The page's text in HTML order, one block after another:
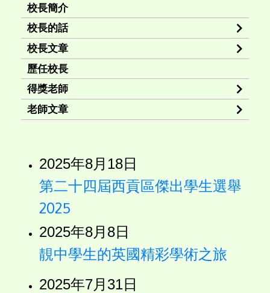
校長簡介
校長的話
校長文章
歷任校長
得獎老師
老師文章
2025年8月18日
第二十四屆西貢區傑出學生選舉
2025
2025年8月8日
靚中學生的英國精彩學術之旅
2025年7月31日